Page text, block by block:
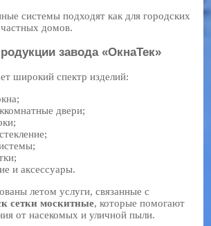
системы подходят как для городских
домов.
завода «ОкнаТек»
широкий спектр изделий:
двери;
и аксессуары.
летом услуги, связанные с
сетки москитные, которые помогают
от насекомых и уличной пыли.